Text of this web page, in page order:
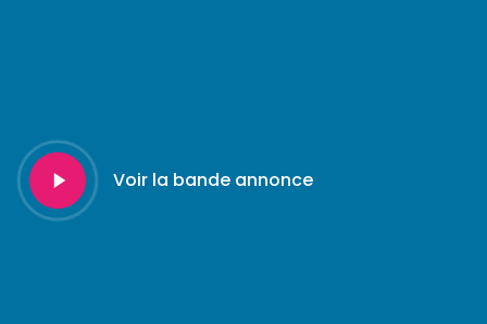
Play
Video
Voir la bande annonce